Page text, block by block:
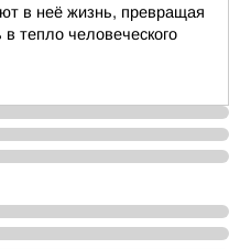
в неё жизнь, превращая
тепло человеческого